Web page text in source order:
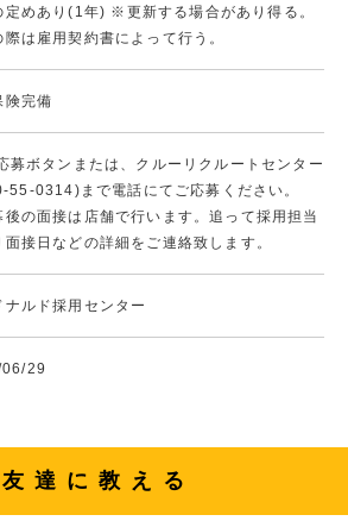
定めあり(1年) ※更新する場合があり得る。
際は雇用契約書によって行う。
険完備
募ボタンまたは、クルーリクルートセンター
55-0314)まで電話にてご応募ください。
の面接は店舗で行います。追って採用担当
面接日などの詳細をご連絡致します。
ナルド採用センター
29
達に教える